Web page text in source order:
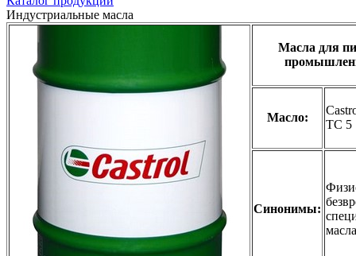
Индустриальные масла
Масла для
Масло:
TC 5
Синонимы:
масла